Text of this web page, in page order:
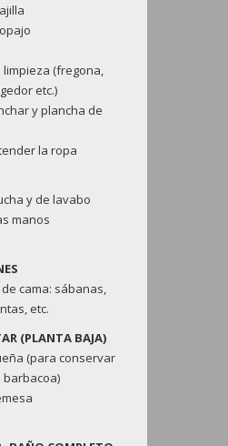
(fregona,
etc.)
y plancha de
la ropa
y de lavabo
manos
cama: sábanas,
etc.
(PLANTA BAJA)
(para conservar
barbacoa)